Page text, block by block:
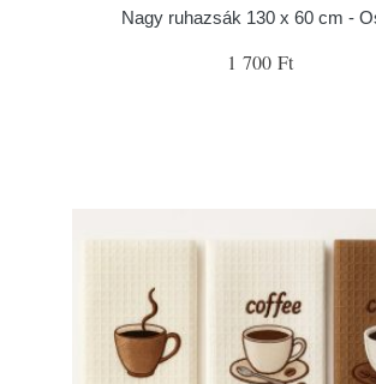
Nagy ruhazsák 130 x 60 cm -
1 700 Ft